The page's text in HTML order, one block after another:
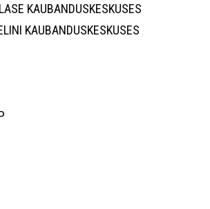
KAUBANDUSKESKUSES
KAUBANDUSKESKUSES